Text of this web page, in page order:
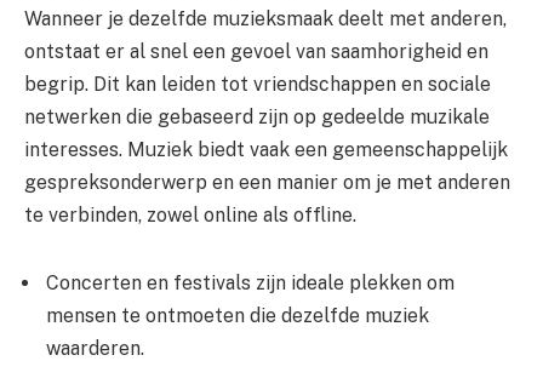
Wanneer je dezelfde muzieksmaak deelt met anderen,
ontstaat er al snel een gevoel van saamhorigheid en
begrip. Dit kan leiden tot vriendschappen en sociale
netwerken die gebaseerd zijn op gedeelde muzikale
interesses. Muziek biedt vaak een gemeenschappelijk
gespreksonderwerp en een manier om je met anderen
te verbinden, zowel online als offline.
Concerten en festivals zijn ideale plekken om
mensen te ontmoeten die dezelfde muziek
waarderen.